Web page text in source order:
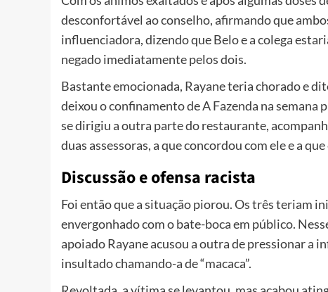
desconfortável ao conselho, afirmando que
influenciadora, dizendo que Belo e a colega
negado imediatamente pelos dois.
Bastante emocionada, Rayane teria chorado e
deixou o confinamento de A Fazenda na semana
se dirigiu a outra parte do restaurante,
duas assessoras, a que concordou com ele e a
Discussão e ofensa racista
Foi então que a situação piorou. Os três teriam
envergonhado com o bate-boca em público.
apoiado Rayane acusou a outra de pressionar a
insultado chamando-a de “macaca”.